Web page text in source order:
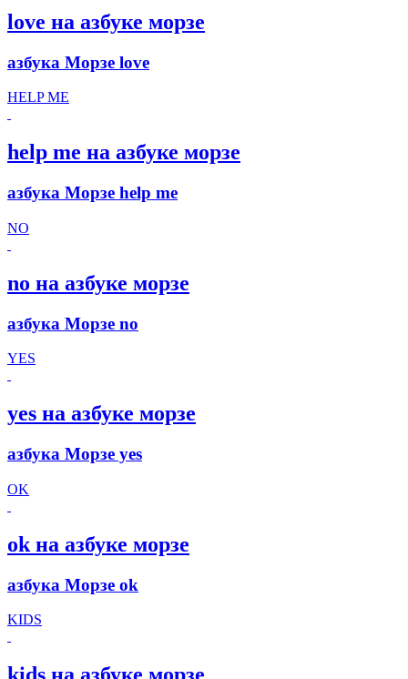
love на азбуке морзе
азбука Морзе love
HELP ME
help me на азбуке морзе
азбука Морзе help me
NO
no на азбуке морзе
азбука Морзе no
YES
yes на азбуке морзе
азбука Морзе yes
OK
ok на азбуке морзе
азбука Морзе ok
KIDS